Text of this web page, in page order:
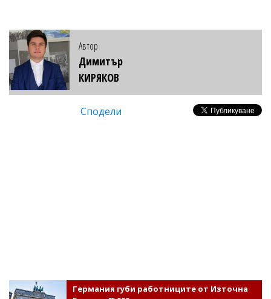
Автор
Димитър
КИРЯКОВ
Сподели
Германия губи работниците от Източна